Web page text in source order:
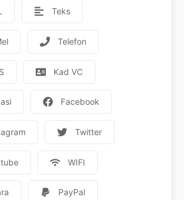
Teks
Telefon
Kad VC
Facebook
Twitter
WIFI
PayPal